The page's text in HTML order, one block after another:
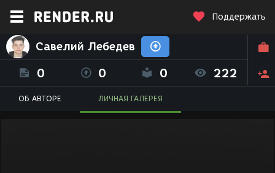
Поддержать
Савелий Лебедев
0 0 0 222
ОБ АВТОРЕ ЛИЧНАЯ ГАЛЕРЕЯ